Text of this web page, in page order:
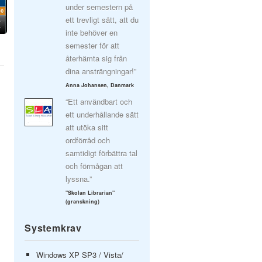
under semestern på
ett trevligt sätt, att du
inte behöver en
semester för att
återhämta sig från
dina ansträngningar!”
Anna Johansen, Danmark
“Ett användbart och
ett underhållande sätt
att utöka sitt
ordförråd och
samtidigt förbättra tal
och förmågan att
lyssna.”
"Skolan Librarian"
(granskning)
Systemkrav
Windows XP SP3 / Vista/